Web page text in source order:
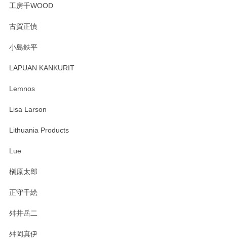
す。 素敵な湯呑みでとても気に入りました。 発送も早く、
たm(_)m
います。無事に届いたようで安心いたしまし
工房千WOOD
古賀正慎
小島鉄平
LAPUAN KANKURIT
Lemnos
Lisa Larson
Lithuania Products
Lue
槇原太郎
正守千絵
舛井岳二
舛岡真伊